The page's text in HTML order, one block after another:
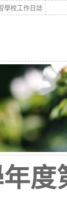
學校工作日誌
度